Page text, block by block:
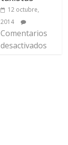
12 octubre,
2014
Comentarios
desactivados